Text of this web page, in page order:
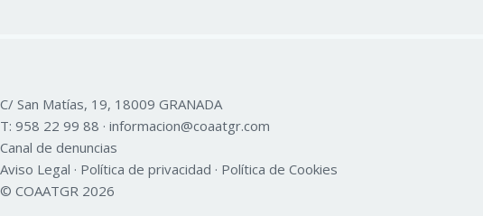
C/ San Matías, 19, 18009 GRANADA
T: 958 22 99 88 · informacion@coaatgr.com
Canal de denuncias
Aviso Legal · Política de privacidad · Política de Cookies
© COAATGR 2026